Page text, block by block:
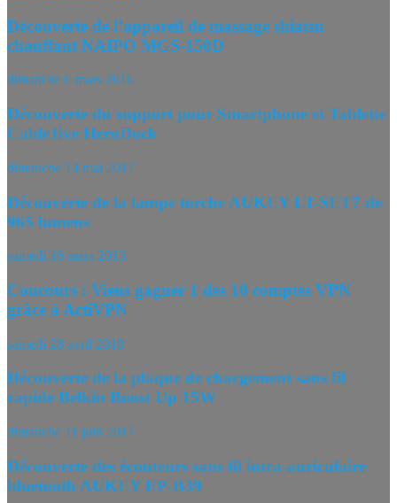
Découverte de l’appareil de massage shiatsu
chauffant NAIPO MGS-150D
dimanche 6 mars 2016
Découverte du support pour Smartphone et Tablette
CableJive HeroDock
dimanche 14 mai 2017
Découverte de la lampe torche AUKEY LT-SET7 de
965 lumens
samedi 16 mars 2013
Concours : Viens gagner 1 des 10 comptes VPN
grâce à ActiVPN
samedi 28 avril 2018
Découverte de la plaque de chargement sans fil
rapide Belkin Boost Up 15W
dimanche 11 juin 2017
Découverte des écouteurs sans fil intra-auriculaire
bluetooth AUKEY EP-B39